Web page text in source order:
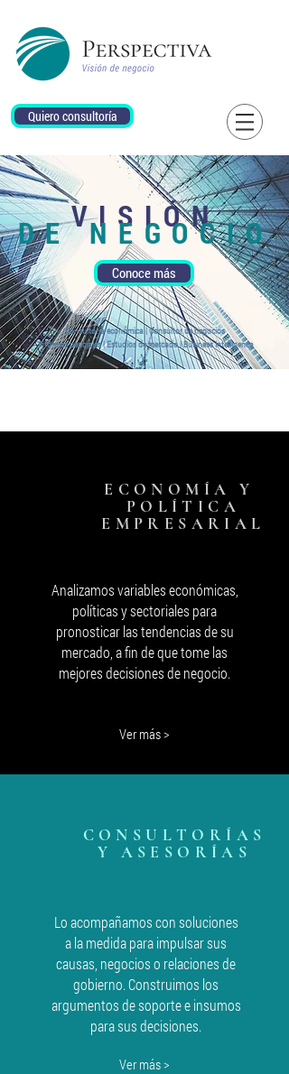
Quiero consultoría
VISIÓN
DE NEGOCIO
Conoce más
Consultoría económica | Consultor de negocios
Informes periciales | Estudios de mercado | Business Intelligence
ECONOMÍA Y
POLÍTICA
EMPRESARIAL
Analizamos variables económicas,
políticas y sectoriales para
pronosticar las tendencias de su
mercado, a fin de que tome las
mejores decisiones de negocio.
Ver más >
CONSULTORÍAS
Y ASESORÍAS
Lo acompañamos con soluciones
a la medida para impulsar sus
causas, negocios o relaciones de
gobierno. Construimos los
argumentos de soporte e insumos
para sus decisiones.
Ver más >